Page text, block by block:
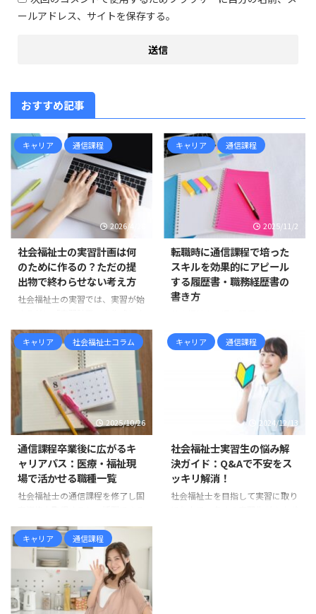
ールアドレス、サイトを保存する。
おすすめ記事
キャリア 通信課程
2026/4/28
社会福祉士の実習計画は何
のために作るの？ただの提
出物で終わらせない考え方
社会福祉士の実習では、実習が始
す。 しかし、実習計画について、
「学校のカリキュラムに入ってい
るから作るもの」「とりあえず提
出しなければならないもの」「何
を書けばよいのか分からないけれ
ど、形だけ整えるもの」 と感じ
ている方も多いのではないでしょ
うか。 たしかに、実習計画は学
つです。そのため、どうして
も“課題”や“提出物”として捉えら
れがちです。 しかし実際には、
実習計画には思っている以上に大
は、社会福祉士実習を「行っ ...
キャリア 通信課程
2025/11/2
転職時に通信課程で培った
スキルを効果的にアピール
する履歴書・職務経歴書の
書き方
く、多くの社会人スキルを身につ
けた証でもあります。転職活動で
は、その学びを具体的に伝えるこ
とで大きな強みになります。しか
し、単に「通信課程を修了」と記
載するだけでは相手に伝わりにく
いもの。ここでは、履歴書と職務
経歴書で通信課程の学びを効果的
にアピールするポイントと具体例
を紹介します。 1. 通信課程で培
われる主なスキルを整理する ま
ずは、通信課程を通じて身につい
キャリア 社会福祉士コラム
2025/10/26
通信課程卒業後に広がるキ
ャリアパス：医療・福祉現
場で活かせる職種一覧
社会福祉士の通信課程を修了し国
フィールドは想像以上に広がりま
す。従来の福祉施設だけでなく、
医療現場、行政、地域づくりな
ど、多様な分野で社会福祉士の専
門性が求められています。ここで
は、資格取得後に目指せる代表的
な職種と、その特徴やキャリア形
キャリア 通信課程
2024/12/13
社会福祉士実習生の悩み解
決ガイド：Q&Aで不安をス
ッキリ解消！
社会福祉士を目指して実習に取り
キャリア 通信課程